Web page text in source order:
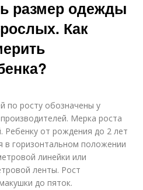
размер одежды
Как
по росту обозначены у
Мерка роста
Ребенку от рождения до 2 лет
в горизонтальном положении
линейки или
ленты. Рост
до пяток.